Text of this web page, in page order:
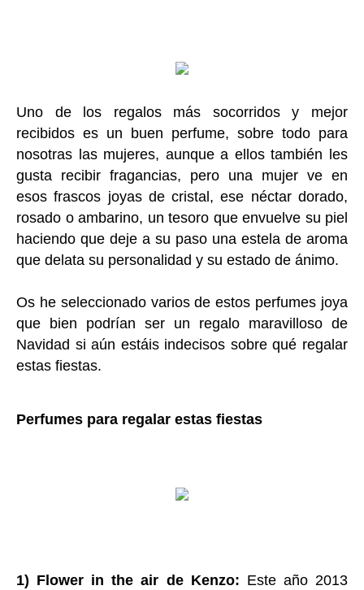
Uno de los regalos más socorridos y mejor
recibidos es un buen perfume, sobre todo para
nosotras las mujeres, aunque a ellos también les
gusta recibir fragancias, pero una mujer ve en
esos frascos joyas de cristal, ese néctar dorado,
rosado o ambarino, un tesoro que envuelve su piel
haciendo que deje a su paso una estela de aroma
que delata su personalidad y su estado de ánimo.
Os he seleccionado varios de estos perfumes joya
que bien podrían ser un regalo maravilloso de
Navidad si aún estáis indecisos sobre qué regalar
estas fiestas.
Perfumes para regalar estas fiestas
1) Flower in the air de Kenzo: Este año 2013